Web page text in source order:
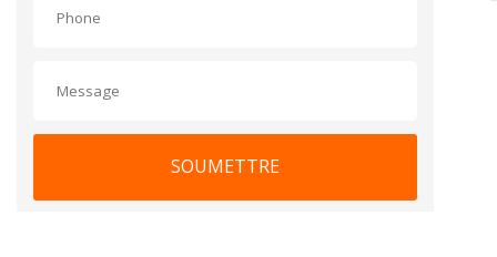
SOUMETTRE